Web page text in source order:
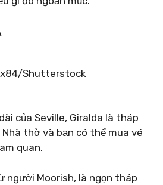
Shutterstock
của Seville, Giralda là tháp
thờ và bạn có thể mua vé
quan.
người Moorish, là ngọn tháp